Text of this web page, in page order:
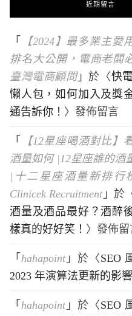
近期留言
「
【2024】最多業主愛
排名大公開，電商老闆
臺灣電商顧問」於〈快
懶人包，如何加入及獎
通告訴你！ 〉發佈留言
「
【12星座喝酒對比】
酒量如何 |12星座誰的酒
|十二星座酒量新排行
Clinicek Recruitment 」於
酒量及酒品最好？酒醉
樣真的好好笑！ 〉發佈留
「 hahapoint 」於〈 SEO
2023 年演算法更新的影響
「 hahapoint 」於〈 SEO